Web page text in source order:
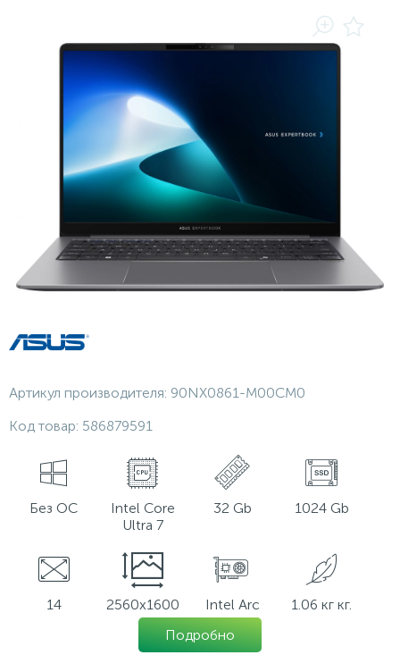
Артикул производителя: 90NX0861-M00CM0
Код товар: 586879591
Без ОС
Intel Core
Ultra 7
32 Gb 1024 Gb
14 2560x1600 Intel Arc
1.06 кг кг.
Подробно